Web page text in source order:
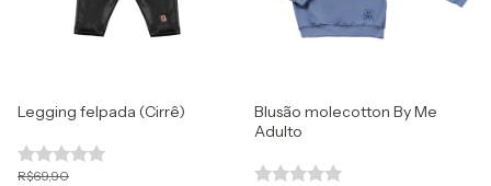
Legging felpada (Cirrê)
R$69,90
Blusão molecotton By Me
Adulto